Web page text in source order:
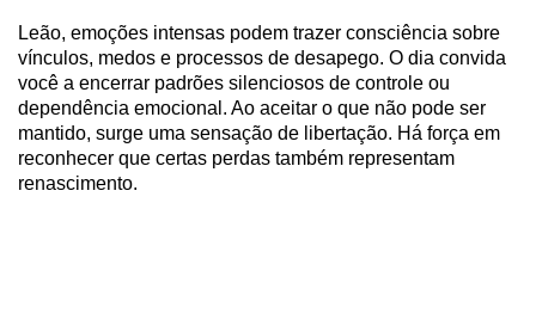
Leão, emoções intensas podem trazer consciência sobre
vínculos, medos e processos de desapego. O dia convida
você a encerrar padrões silenciosos de controle ou
dependência emocional. Ao aceitar o que não pode ser
mantido, surge uma sensação de libertação. Há força em
reconhecer que certas perdas também representam
renascimento.